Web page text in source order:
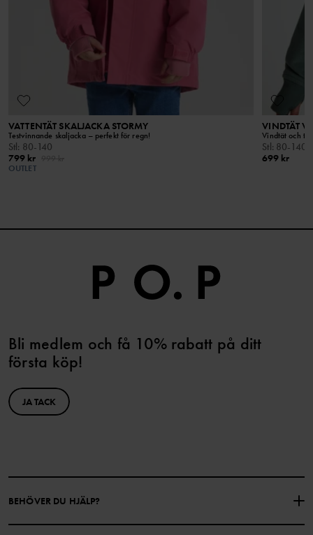
VATTENTÄT SKALJACKA STORMY
Testvinnande skaljacka – perfekt för regn!
Stl : 80-140
799 kr
OUTLET
VINDTÄT
Vindtät och
Stl : 80-140
699 kr
Bli medlem och få 10% rabatt på ditt
första köp!
JA TACK
BEHÖVER DU HJÄLP?